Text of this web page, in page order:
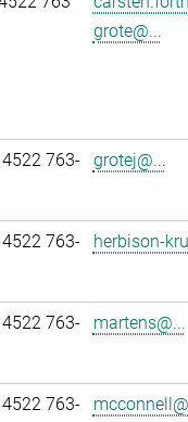
grote@...
763-
grotej@...
763-
herbison-
763-
martens@...
763-